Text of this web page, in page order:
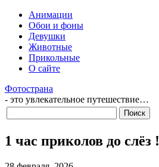
Анимации
Обои и фоны
Девушки
Животные
Прикольные
О сайте
Фотострана
- это увлекательное путешествие…
1 час приколов до слёз !